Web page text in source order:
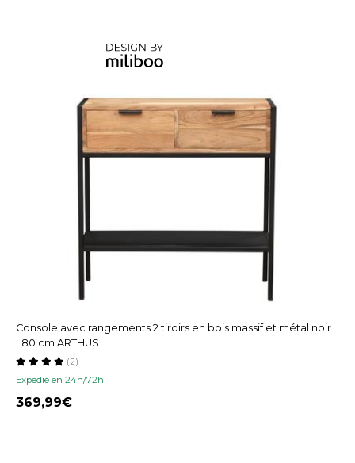
Console avec rangements 2 tiroirs en bois massif et métal noir
L80 cm ARTHUS
Expedié en 24h/72h
(2)
369,99